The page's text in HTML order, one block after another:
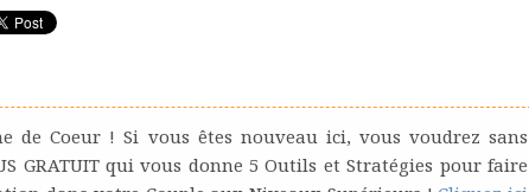
de Coeur ! Si vous êtes nouveau ici, vous voudrez sans
GRATUIT qui vous donne 5 Outils et Stratégies pour faire